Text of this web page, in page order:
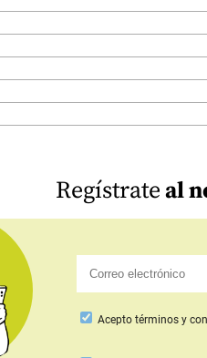
Regístrateal
Acepto términos y